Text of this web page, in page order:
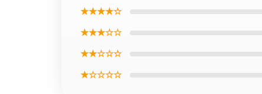
★★★★☆
★★★☆☆
★★☆☆☆
★☆☆☆☆